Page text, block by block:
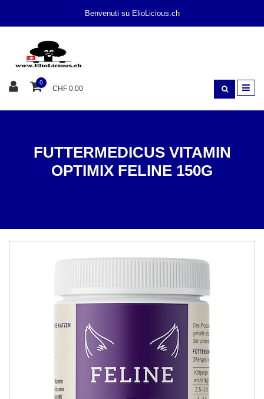
Benvenuti su ElioLicious.ch
0
CHF 0.00
FUTTERMEDICUS VITAMIN
OPTIMIX FELINE 150G